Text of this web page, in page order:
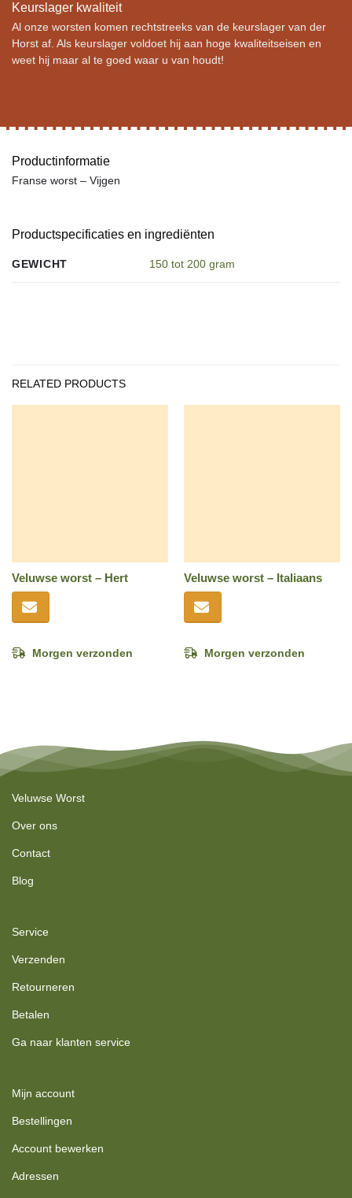
Keurslager kwaliteit
Al onze worsten komen rechtstreeks van de keurslager van der
Horst af. Als keurslager voldoet hij aan hoge kwaliteitseisen en
weet hij maar al te goed waar u van houdt!
Productinformatie
Franse worst – Vijgen
Productspecificaties en ingrediënten
GEWICHT 150 tot 200 gram
RELATED PRODUCTS
Veluwse worst – Hert
Morgen verzonden
Veluwse worst – Italiaans
Morgen verzonden
Veluwse Worst
Over ons
Contact
Blog
Service
Verzenden
Retourneren
Betalen
Ga naar klanten service
Mijn account
Bestellingen
Account bewerken
Adressen